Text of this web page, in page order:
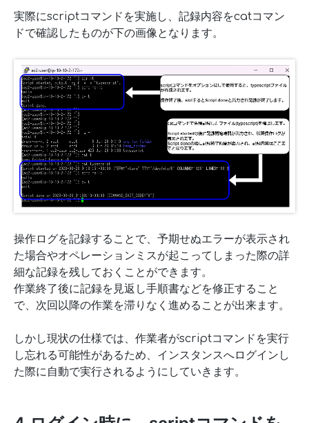
実際にscriptコマンドを実施し、記録内容をcatコマン
ドで確認したものが下の画像となります。
操作ログを記録することで、予期せぬエラーが表示され
た場合やオペレーションミスが起こってしまった際の詳
細な記録を残しておくことができます。
作業終了後に記録を見返し手順書などを修正すること
で、次回以降の作業を滞りなく進めることが出来ます。
しかし現状の仕様では、作業者がscriptコマンドを実行
し忘れる可能性があるため、インスタンスへログインし
た際に自動で実行されるようにしていきます。